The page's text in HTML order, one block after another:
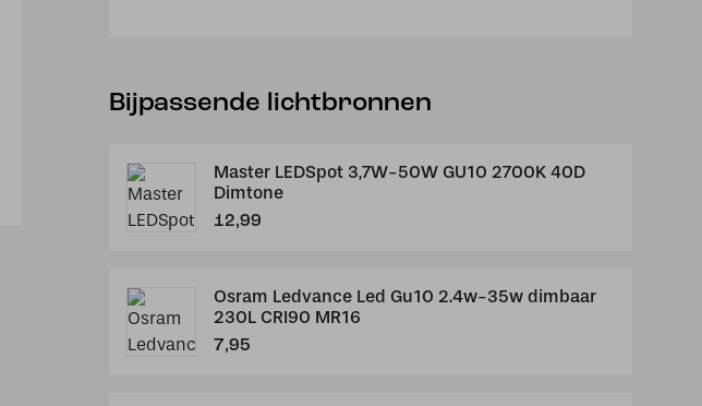
Bijpassende lichtbronnen
Master LEDSpot 3,7W-50W GU10 2700K 40D
Dimtone
12,99
Osram Ledvance Led Gu10 2.4w-35w dimbaar
230L CRI90 MR16
7,95